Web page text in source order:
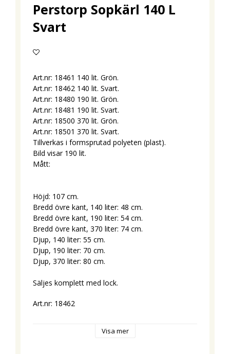
Perstorp Sopkärl 140 L
Svart
Art.nr: 18461 140 lit. Grön.
Art.nr: 18462 140 lit. Svart.
Art.nr: 18480 190 lit. Grön.
Art.nr: 18481 190 lit. Svart.
Art.nr: 18500 370 lit. Grön.
Art.nr: 18501 370 lit. Svart.
Tillverkas i formsprutad polyeten (plast).
Bild visar 190 lit.
Mått:
Höjd: 107 cm.
Bredd övre kant, 140 liter: 48 cm.
Bredd övre kant, 190 liter: 54 cm.
Bredd övre kant, 370 liter: 74 cm.
Djup, 140 liter: 55 cm.
Djup, 190 liter: 70 cm.
Djup, 370 liter: 80 cm.
Säljes komplett med lock.
Art.nr: 18462
Visa mer